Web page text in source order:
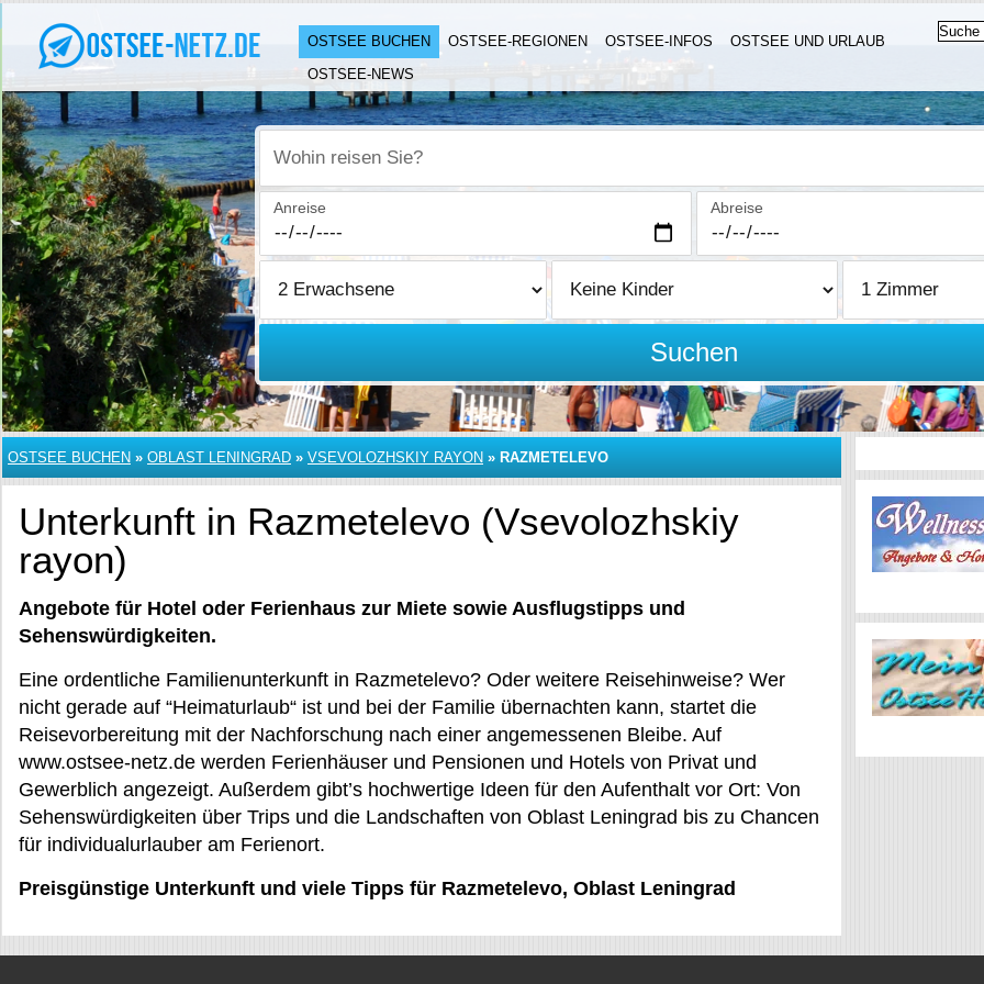
OSTSEE BUCHEN OSTSEE-REGIONEN OSTSEE-INFOS
OSTSEE UND URLAUB
OSTSEE-NEWS
Wohin reisen Sie?
Anreise Abreise
Suchen
OSTSEE BUCHEN » OBLAST LENINGRAD » VSEVOLOZHSKIY RAYON » RAZMETELEVO
Unterkunft in Razmetelevo (Vsevolozhskiy
rayon)
Angebote für Hotel oder Ferienhaus zur Miete sowie Ausflugstipps und
Sehenswürdigkeiten.
Eine ordentliche Familienunterkunft in Razmetelevo? Oder weitere Reisehinweise? Wer
nicht gerade auf “Heimaturlaub“ ist und bei der Familie übernachten kann, startet die
Reisevorbereitung mit der Nachforschung nach einer angemessenen Bleibe. Auf
www.ostsee-netz.de werden Ferienhäuser und Pensionen und Hotels von Privat und
Gewerblich angezeigt. Außerdem gibt’s hochwertige Ideen für den Aufenthalt vor Ort: Von
Sehenswürdigkeiten über Trips und die Landschaften von Oblast Leningrad bis zu Chancen
für individualurlauber am Ferienort.
Preisgünstige Unterkunft und viele Tipps für Razmetelevo, Oblast Leningrad